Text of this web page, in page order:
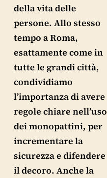
della vita delle
persone. Allo stesso
tempo a Roma,
esattamente come in
tutte le grandi città,
condividiamo
l’importanza di avere
regole chiare nell’uso
dei monopattini, per
incrementare la
sicurezza e difendere
il decoro. Anche la